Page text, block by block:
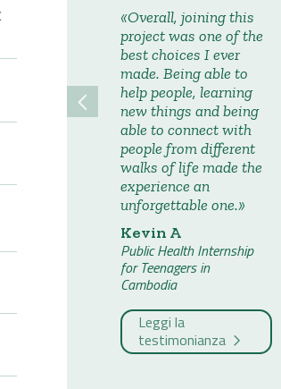
Overall, joining this
project was one of the
best choices I ever
made. Being able to
help people, learning
new things and being
able to connect with
people from different
walks of life made the
experience an
unforgettable one.
Kevin A
Public Health Internship
for Teenagers in
Cambodia
Leggi la
testimonianza